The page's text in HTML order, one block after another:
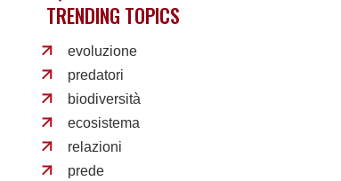
TRENDING TOPICS
evoluzione
predatori
biodiversità
ecosistema
relazioni
prede